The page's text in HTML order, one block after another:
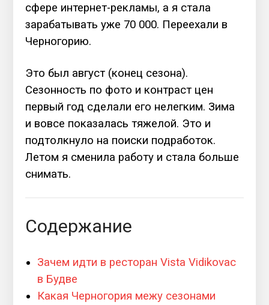
сфере интернет-рекламы, а я стала
зарабатывать уже 70 000. Переехали в
Черногорию.
Это был август (конец сезона).
Сезонность по фото и контраст цен
первый год сделали его нелегким. Зима
и вовсе показалась тяжелой. Это и
подтолкнуло на поиски подработок.
Летом я сменила работу и стала больше
снимать.
Содержание
Зачем идти в ресторан Vista Vidikovac
в Будве
Какая Черногория межу сезонами